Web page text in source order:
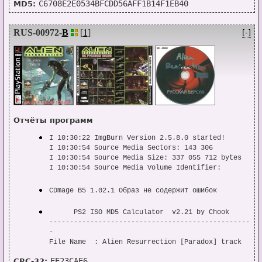
ZERO SECTORS: 153
=
Image Mode : CD Mode 2 Form 1
Size Error : LOST 27885 SECTORS!
-------------------------------------------------
-
Created On : 29.06.0000
Application: PLAYSTATION
Volume     : ALIEN_RESURRECTION
Publisher  : FOX
-------------------------------------------------
-
Sony ID    : SLUS-00633
Region     :        America
Sony LOGO  : Edited Image
-------------------------------------------------
-
TRIM MD5 : 62fbe27d738ec2fed62ad2a99e64f624
-------------------------------------------------
DATA SECTORS: 114661   SIZE: 0x101307F0
ZERO SECTORS: 302
=============================================
MD5: C6708E2E0534BFCDD56AFF1B14F1EB40
[-]
RUS-00972-B [1]
Отчёты программ
I 10:30:22 ImgBurn Version 2.5.8.0 started!
I 10:30:54 Source Media Sectors: 143 306
I 10:30:54 Source Media Size: 337 055 712 bytes
I 10:30:54 Source Media Volume Identifier:
I 10:30:54 Source Media Application Identifier:
I 10:30:54 Source Media File System(s): ISO9660
I 10:30:54 Read Speed (Data/Audio): 4x / 4x
Resurrection [Paradox]\cd\Alien Resurrection
I 10:30:54 Destination Free Space: 15 474 147 328
CDmage B5 1.02.1 Образ не содержит ошибок
-------------------------------------------------
-
File Name  : Alien Resurrection [Paradox] track